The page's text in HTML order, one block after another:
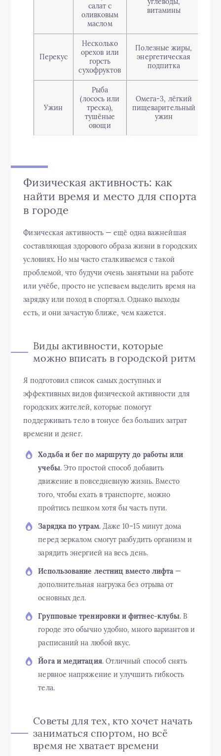
салат с
оливковым
маслом
витамины
Перекус
Несколько
орехов или
горсть
сухофруктов
Полезные жиры,
энергетическая
подпитка
Ужин
Рыба
(лосось или
треска),
тушёные
овощи
Омега-3, лёгкий
пищеварительный
ужин
Физическая активность: как
найти время и место для спорта
в городе
Физическая активность — ещё одна важнейшая
составляющая здорового образа жизни в городских
условиях. Но мы часто сталкиваемся с такой
проблемой, что будучи очень занятыми на работе
или учёбе, просто не успеваем выделить время на
зарядку или поход в спортзал. Однако выходы
есть, и они зачастую ближе, чем кажется.
Виды активности, которые
можно вписать в городской ритм
Я подготовил список самых доступных и
эффективных видов физической активности для
городских жителей, которые помогут
поддерживать тело в тонусе без больших затрат
времени и денег.
Ходьба и бег по маршруту до работы или
учебы. Это простой способ добавить
движение в повседневную жизнь. Вместо
того, чтобы ехать в транспорте, можно
пройтись пешком хотя бы часть пути.
Зарядка по утрам. Даже 10–15 минут дома
перед зеркалом смогут разбудить организм и
зарядить энергией на весь день.
Использование лестниц вместо лифта —
дополнительная нагрузка без отрыва от
основных дел.
Групповые тренировки и фитнес-клубы. В
городе это обычно удобно, много вариантов и
расписаний на любой вкус.
Йога и медитация. Отличный способ снять
нервное напряжение и улучшить гибкость
тела.
Советы для тех, кто хочет начать
заниматься спортом, но всё
время не хватает времени